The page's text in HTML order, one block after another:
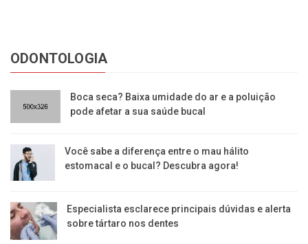
ODONTOLOGIA
Boca seca? Baixa umidade do ar e a poluição
pode afetar a sua saúde bucal
Você sabe a diferença entre o mau hálito
estomacal e o bucal? Descubra agora!
Especialista esclarece principais dúvidas e alerta
sobre tártaro nos dentes